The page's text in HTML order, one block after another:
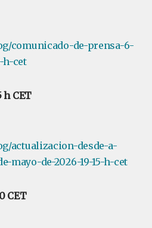
comunicado-de-prensa-6-
h-cet
h CET
actualizacion-desde-a-
mayo-de-2026-19-15-h-cet
CET